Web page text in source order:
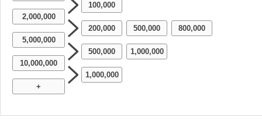
100,000
2,000,000
200,000
500,000
800,000
5,000,000
500,000
1,000,000
10,000,000
1,000,000
+